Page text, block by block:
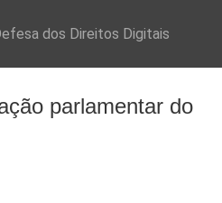
parlamentar do